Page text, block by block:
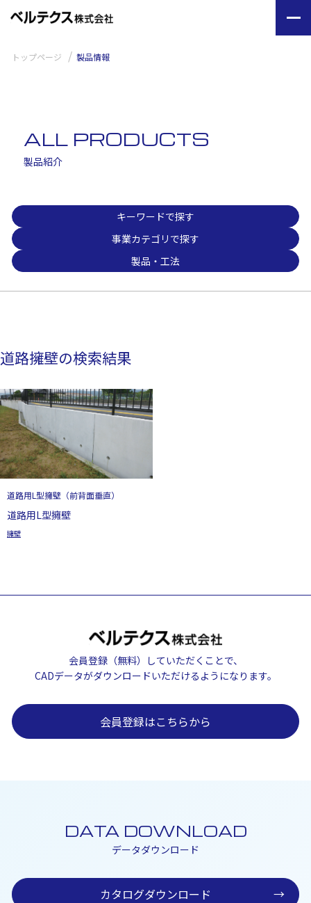
トップページ 製品情報
ALL PRODUCTS
製品紹介
キーワードで探す
事業カテゴリで探す
製品・工法
道路擁壁の検索結果
道路用L型擁壁（前背面垂直）
道路用L型擁壁
擁壁
会員登録（無料）していただくことで、
CADデータがダウンロードいただけるようになります。
会員登録はこちらから
DATA DOWNLOAD
データダウンロード
カタログダウンロード
→